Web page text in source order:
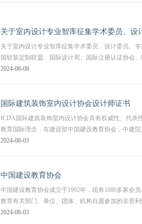
关于室内设计专业智库征集学术委员、设
关于室内设计专业智库征集学术委员、设计委员、
国软装定制联盟、国际设计周、国际注册认证协会
2024-08-08
国际建筑装饰室内设计协会设计师证书
ICDA国际建筑装饰室内设计协会具有权威性、代
教育国际理念，在建设部中国建设教育协会，中建
2024-08-03
中国建设教育协会
中国建设教育协会成立于1992年，现有1000多家会
教育有关部门、单位、团体、机构自愿参加的非营
2024-08-03